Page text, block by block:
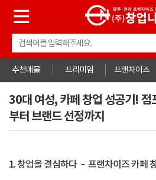
추천매물 프리미엄 프랜차이즈
30대 여성, 카페 창업 성공기! 점
부터 브랜드 선정까지
1. 창업을 결심하다 – 프랜차이즈 카페